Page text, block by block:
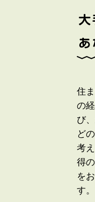
住
の
び
ど
考
得
を
す。